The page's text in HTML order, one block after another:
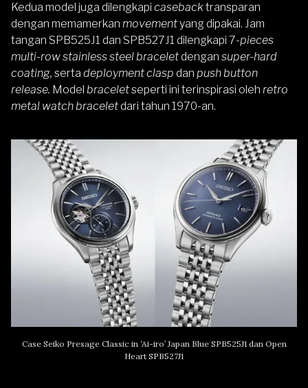
Kedua model juga dilengkapi casebacktransparan
dengan memamerkan movementyang dipakai. Jam
tangan SPB525J1 dan SPB527J1 dilengkapi 7-pieces
multi-row stainless steel braceletdengan super-hard
coating, serta deployment clasp dan push button
release. Model braceletseperti ini terinspirasi oleh retro
metal watch braceletdari tahun 1970-an.
Case Seiko Presage Classic in ‘Ai-iro’ Japan Blue SPB525J1 dan Open
Heart SPB527J1